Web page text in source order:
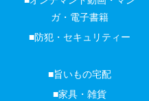
ガ・電子書籍
■防犯・セキュリティー
■旨いもの宅配
■家具・雑貨